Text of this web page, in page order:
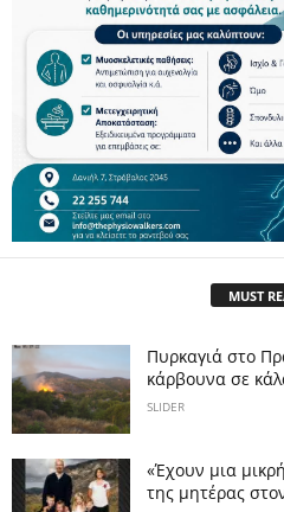
MUST
Πυρκαγιά στο
κάρβουνα σε
SLIDER
«Έχουν μια
της μητέρας